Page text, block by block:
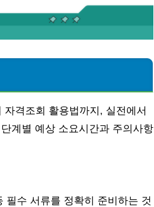
격조회 활용법까지, 실전에서
계별 예상 소요시간과 주의사항
필수 서류를 정확히 준비하는 것